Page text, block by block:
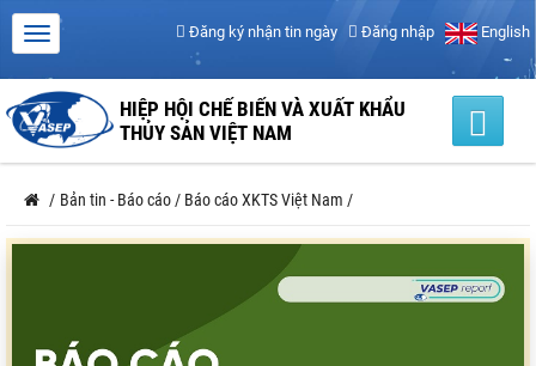
Đăng ký nhận tin ngày Đăng nhập English
HIỆP HỘI CHẾ BIẾN VÀ XUẤT KHẨU
THỦY SẢN VIỆT NAM
/ Bản tin - Báo cáo / Báo cáo XKTS Việt Nam /